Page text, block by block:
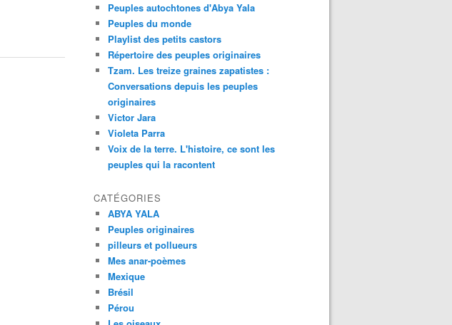
Peuples autochtones d'Abya Yala
Peuples du monde
Playlist des petits castors
Répertoire des peuples originaires
Tzam. Les treize graines zapatistes :
Conversations depuis les peuples
originaires
Victor Jara
Violeta Parra
Voix de la terre. L'histoire, ce sont les
peuples qui la racontent
CATÉGORIES
ABYA YALA
Peuples originaires
pilleurs et pollueurs
Mes anar-poèmes
Mexique
Brésil
Pérou